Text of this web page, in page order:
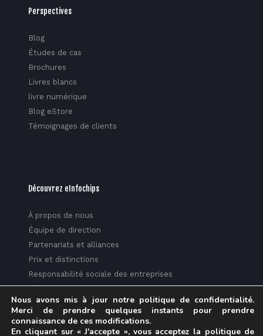
Perspectives
Blog
Études de cas
Brochures
Livres blancs
livre numérique
Blog eStore
Témoignages de clients
Découvrez eInfochips
À propos de nous
Équipe de direction
Partenariats et alliances
Prix et distinctions
Responsabilité sociale des entreprises
Médias
Politique de confidentialité
Centre de confiance
Fiche d'information
Nous avons mis à jour notre politique de confidentialité.
Merci de prendre quelques instants pour prendre
connaissance de ces modifications.
En cliquant sur « J'accepte », vous acceptez la politique de